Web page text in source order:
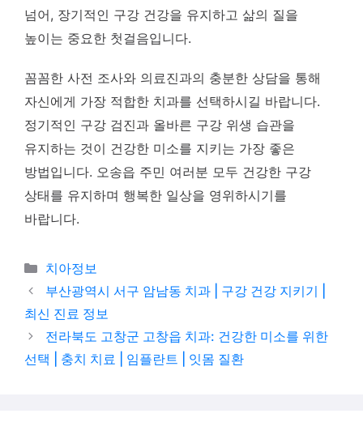
넘어, 장기적인 구강 건강을 유지하고 삶의 질을
높이는 중요한 첫걸음입니다.
꼼꼼한 사전 조사와 의료진과의 충분한 상담을 통해
자신에게 가장 적합한 치과를 선택하시길 바랍니다.
정기적인 구강 검진과 올바른 구강 위생 습관을
유지하는 것이 건강한 미소를 지키는 가장 좋은
방법입니다. 오송읍 주민 여러분 모두 건강한 구강
상태를 유지하며 행복한 일상을 영위하시기를
바랍니다.
카테고리
치아정보
부산광역시 서구 암남동 치과 | 구강 건강 지키기 |
최신 진료 정보
전라북도 고창군 고창읍 치과: 건강한 미소를 위한
선택 | 충치 치료 | 임플란트 | 잇몸 질환